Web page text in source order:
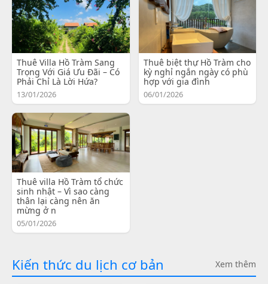
Thuê Villa Hồ Tràm Sang
Trọng Với Giá Ưu Đãi – Có
Phải Chỉ Là Lời Hứa?
13/01/2026
Thuê biệt thự Hồ Tràm cho
kỳ nghỉ ngắn ngày có phù
hợp với gia đình
06/01/2026
Thuê villa Hồ Tràm tổ chức
sinh nhật – Vì sao càng
thân lại càng nên ăn
mừng ở n
05/01/2026
Kiến thức du lịch cơ bản Xem thêm